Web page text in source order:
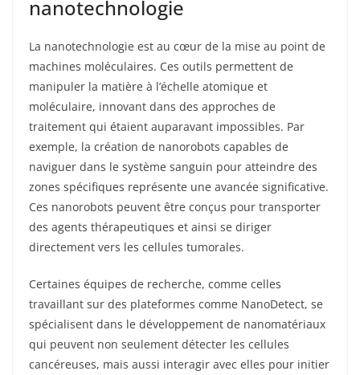
nanotechnologie
La nanotechnologie est au cœur de la mise au point de
machines moléculaires. Ces outils permettent de
manipuler la matière à l’échelle atomique et
moléculaire, innovant dans des approches de
traitement qui étaient auparavant impossibles. Par
exemple, la création de nanorobots capables de
naviguer dans le système sanguin pour atteindre des
zones spécifiques représente une avancée significative.
Ces nanorobots peuvent être conçus pour transporter
des agents thérapeutiques et ainsi se diriger
directement vers les cellules tumorales.
Certaines équipes de recherche, comme celles
travaillant sur des plateformes comme NanoDetect, se
spécialisent dans le développement de nanomatériaux
qui peuvent non seulement détecter les cellules
cancéreuses, mais aussi interagir avec elles pour initier